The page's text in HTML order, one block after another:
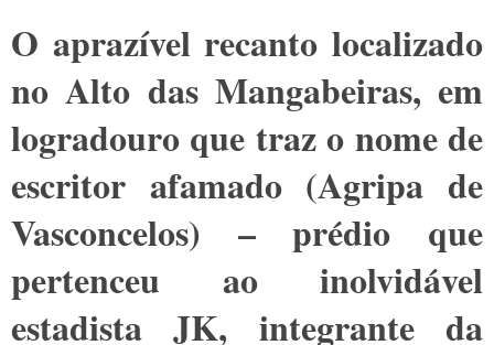
O aprazível recanto localizado
no Alto das Mangabeiras, em
logradouro que traz o nome de
escritor afamado (Agripa de
Vasconcelos) – prédio que
pertenceu ao inolvidável
estadista JK, integrante da